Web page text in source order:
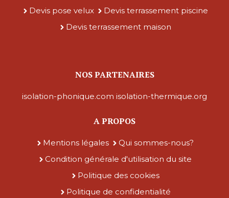
Devis pose velux
Devis terrassement piscine
Devis terrassement maison
NOS PARTENAIRES
isolation-phonique.com isolation-thermique.org
A PROPOS
Mentions légales
Qui sommes-nous?
Condition générale d'utilisation du site
Politique des cookies
Politique de confidentialité